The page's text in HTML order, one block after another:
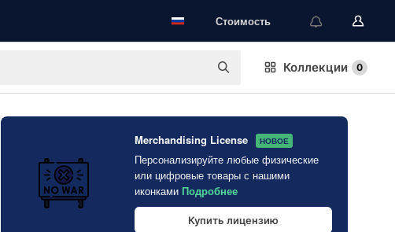
Стоимость
Коллекции 0
Merchandising License НОВОЕ
Персонализируйте любые физические
или цифровые товары с нашими
иконками Подробнее
Купить лицензию